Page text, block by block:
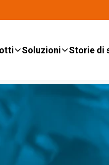
Soluzioni Storie di